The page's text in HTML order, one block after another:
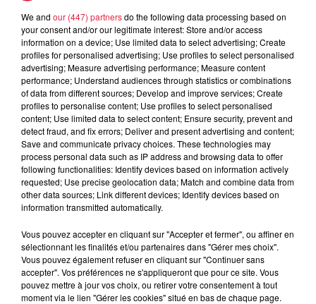
L’Accordéon Club de l’Ill a le plaisir de vous annoncer son
concert annuel qui aura lieu lesamedi 3 mai 2025 à 20h15
et le dimanche 4 mai à 14h15 aux Tanzmatten de Sélestat.
Plongez dans l'univers du petit et grand écran, films, séries,
dessins animés et comédies musicales.
Sous la présidence de Jean Marc EDEL, avec les musiciens
de l’orchestre sous la direction dePatrick
HERZOG, chanteurs et danseurs, nous vous invitons à venir
passer un agréable moment en notre compagnie.
Vous pouvez dès à présent réserver vos places (don de
soutien de 12€/pers), au 03.88.82.02.99 (P. HERZOG) ou en
club-de-l-ill
We and our (447) partnersdo the following data processing based on
your consent and/or our legitimate interest: Store and/or access
information on a device; Use limited data to select advertising; Create
profiles for personalised advertising; Use profiles to select personalised
advertising; Measure advertising performance; Measure content
performance; Understand audiences through statistics or combinations
of data from different sources; Develop and improve services; Create
profiles to personalise content; Use profiles to select personalised
content; Use limited data to select content; Ensure security, prevent and
detect fraud, and fix errors; Deliver and present advertising and content;
Save and communicate privacy choices. These technologies may
process personal data such as IP address and browsing data to offer
following functionalities: Identify devices based on information actively
requested; Use precise geolocation data; Match and combine data from
other data sources; Link different devices; Identify devices based on
information transmitted automatically.
Vous pouvez accepter en cliquant sur "Accepter et fermer", ou affiner en
sélectionnant les finalités et/ou partenaires dans "Gérer mes choix".
Vous pouvez également refuser en cliquant sur "Continuer sans
accepter". Vos préférences ne s'appliqueront que pour ce site. Vous
pouvez mettre à jour vos choix, ou retirer votre consentement à tout
moment via le lien "Gérer les cookies" situé en bas de chaque page.